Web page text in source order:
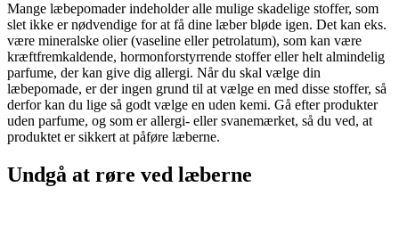
Mange læbepomader indeholder alle mulige skadelige stoffer, som
slet ikke er nødvendige for at få dine læber bløde igen. Det kan eks.
være mineralske olier (vaseline eller petrolatum), som kan være
kræftfremkaldende, hormonforstyrrende stoffer eller helt almindelig
parfume, der kan give dig allergi. Når du skal vælge din
læbepomade, er der ingen grund til at vælge en med disse stoffer, så
derfor kan du lige så godt vælge en uden kemi. Gå efter produkter
uden parfume, og som er allergi- eller svanemærket, så du ved, at
produktet er sikkert at påføre læberne.
Undgå at røre ved læberne